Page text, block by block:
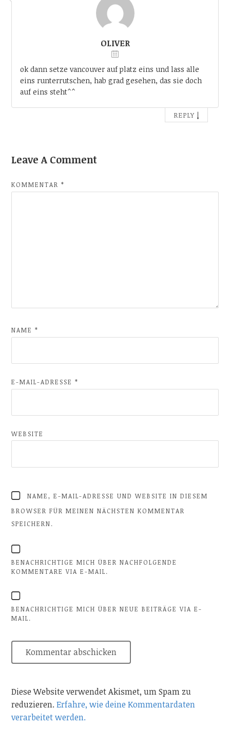
OLIVER
ok dann setze vancouver auf platz eins und lass alle
eins runterrutschen, hab grad gesehen, das sie doch
auf eins steht^^
REPLY ↓
Leave A Comment
KOMMENTAR*
NAME*
E-MAIL-ADRESSE*
WEBSITE
NAME, E-MAIL-ADRESSE UND WEBSITE IN DIESEM
BROWSER FÜR MEINEN NÄCHSTEN KOMMENTAR
SPEICHERN.
BENACHRICHTIGE MICH ÜBER NACHFOLGENDE
KOMMENTARE VIA E-MAIL.
BENACHRICHTIGE MICH ÜBER NEUE BEITRÄGE VIA E-
MAIL.
Diese Website verwendet Akismet, um Spam zu
reduzieren.Erfahre, wie deine Kommentardaten
verarbeitet werden.